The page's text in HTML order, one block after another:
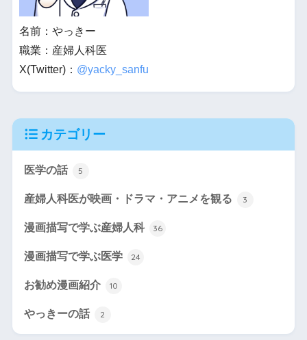
名前：やっきー
職業：産婦人科医
X(Twitter)： @yacky_sanfu
カテゴリー
医学の話 5
産婦人科医が映画・ドラマ・アニメを観る 3
漫画描写で学ぶ産婦人科 36
漫画描写で学ぶ医学 24
お勧め漫画紹介 10
やっきーの話 2